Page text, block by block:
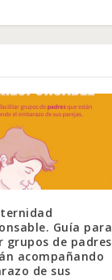
Guía para
de padres
acompañando
de sus